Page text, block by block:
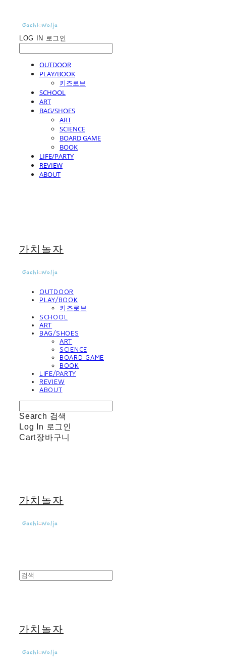
LOG IN 로그인
OUTDOOR
PLAY/BOOK
키즈로브
SCHOOL
ART
BAG/SHOES
ART
SCIENCE
BOARD GAME
BOOK
LIFE/PARTY
REVIEW
ABOUT
가치놀자
OUTDOOR
PLAY/BOOK
키즈로브
SCHOOL
ART
BAG/SHOES
ART
SCIENCE
BOARD GAME
BOOK
LIFE/PARTY
REVIEW
ABOUT
Search 검색
Log In 로그인
Cart장바구니
가치놀자
가치놀자